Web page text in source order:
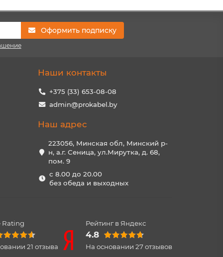
Оформить подписку
Наши контакты
+375 (33) 653-08-08
admin@prokabel.by
Наш адрес
223056, Минская обл, Минский р-
н, а.г. Сеница, ул.Мирутка, д. 68,
пом. 9
с 8.00 до 20.00
без обеда и выходных
Rating
21 отзыва
Рейтинг в Яндекс
4.8
На основании 27отзывов